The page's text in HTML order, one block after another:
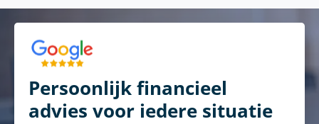
Persoonlijk financieel
advies voor iedere situatie